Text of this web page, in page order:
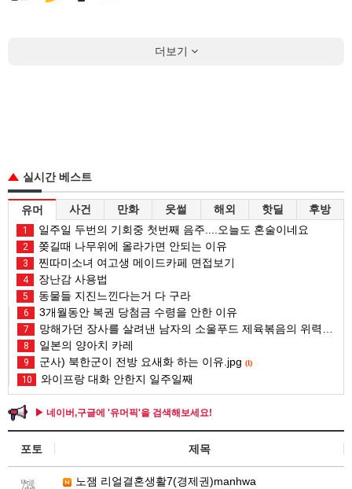
더보기
실시간 베스트
유머 사건 만화 웃썰 해외 핫딜 후방
1 일주일 두번의 기회중 첫번째 음주....오늘도 혼술이네요
2 쫒길때 나무위에 올라가면 안되는 이유
3 찐따미소녀 여고생 메이드카페 면접보기
4 장난감 사용법
5 동물들 지진느낀다는거 다 구라
6 3개월동안 복권 당첨금 수령을 안한 이유
7 망해가던 장사를 살려낸 남자의 소울푸드 제육볶음의 위력 ㅋㅋ
8 일본의 양아치 카레
9 군사) 북한군이 전방 요새화 하는 이유.jpg (1)
10 와이프랑 대화 안한지 일주일째
▶ 네이버,구글에 '유머픽'을 검색해보세요!
포토 제목
노잼 리얼결혼생활7(경제권)manhwa